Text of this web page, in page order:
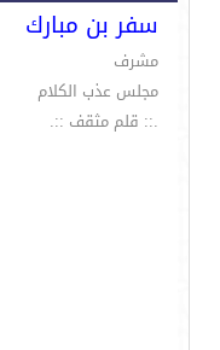
سفر بن مبارك
مشرف
مجلس عذب الكلام
.:: قلم مثقف ::.